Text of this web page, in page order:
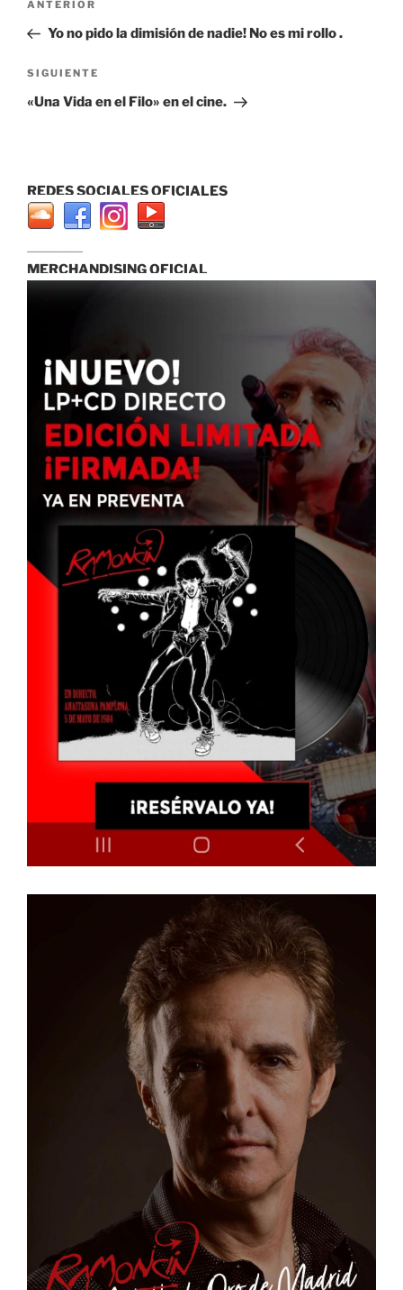
entradas
Entrada
anterior:
ANTERIOR
Yo no pido la dimisión de nadie! No es mi rollo .
Siguiente
entrada
SIGUIENTE
«Una Vida en el Filo» en el cine.
REDES SOCIALES OFICIALES
MERCHANDISING OFICIAL